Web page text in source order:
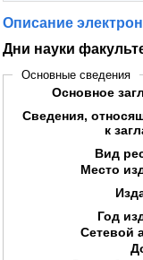
Описание
Дни науки
Основные сведения
Основное
Сведения,
к
Вид
Место
Год
Сетевой